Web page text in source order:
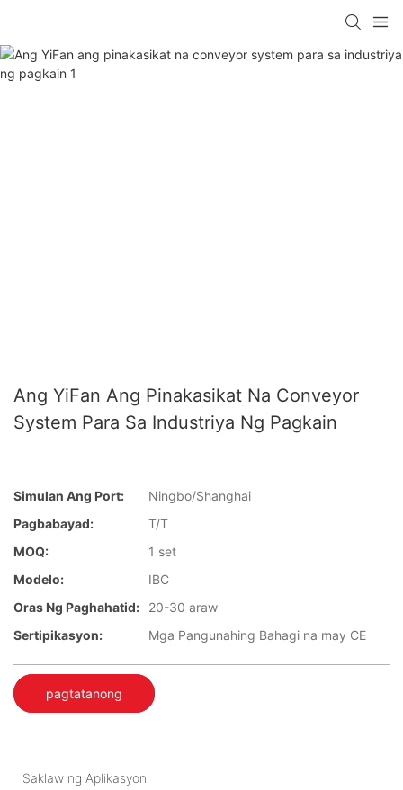
Ang YiFan Ang Pinakasikat Na Conveyor
System Para Sa Industriya Ng Pagkain
Simulan Ang Port:
Ningbo/Shanghai
Pagbabayad:
T/T
MOQ:
1 set
Modelo:
IBC
Oras Ng Paghahatid:
20-30 araw
Sertipikasyon:
Mga Pangunahing Bahagi na may CE
pagtatanong
Saklaw ng Aplikasyon